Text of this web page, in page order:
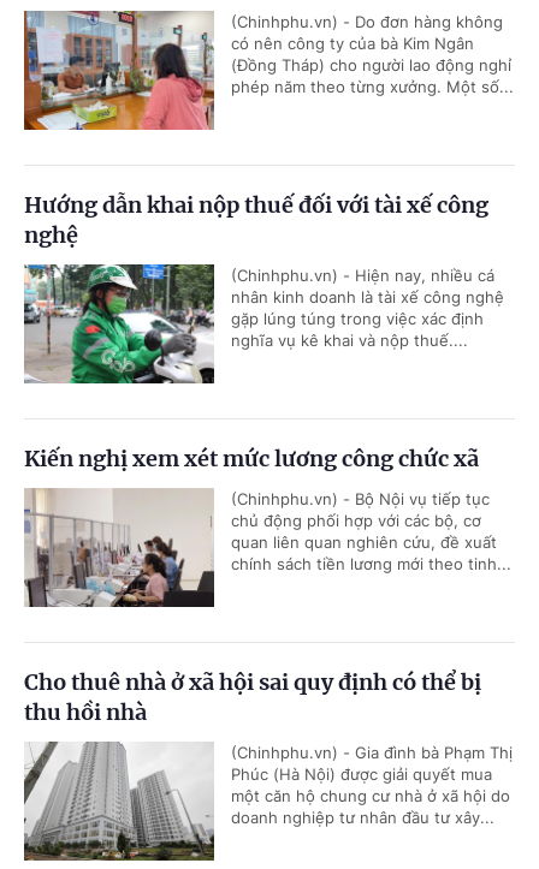
(Chinhphu.vn) - Do đơn hàng không
có nên công ty của bà Kim Ngân
(Đồng Tháp) cho người lao động nghỉ
phép năm theo từng xưởng. Một số...
Hướng dẫn khai nộp thuế đối với tài xế công
nghệ
(Chinhphu.vn) - Hiện nay, nhiều cá
nhân kinh doanh là tài xế công nghệ
gặp lúng túng trong việc xác định
nghĩa vụ kê khai và nộp thuế....
Kiến nghị xem xét mức lương công chức xã
(Chinhphu.vn) - Bộ Nội vụ tiếp tục
chủ động phối hợp với các bộ, cơ
quan liên quan nghiên cứu, đề xuất
chính sách tiền lương mới theo tinh...
Cho thuê nhà ở xã hội sai quy định có thể bị
thu hồi nhà
(Chinhphu.vn) - Gia đình bà Phạm Thị
Phúc (Hà Nội) được giải quyết mua
một căn hộ chung cư nhà ở xã hội do
doanh nghiệp tư nhân đầu tư xây...